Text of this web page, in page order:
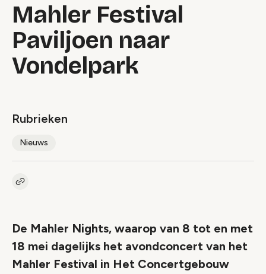
Mahler Festival
Paviljoen naar
Vondelpark
Rubrieken
Nieuws
Kopieer link naar artikel
De Mahler Nights, waarop van 8 tot en met
18 mei dagelijks het avondconcert van het
Mahler Festival in Het Concertgebouw